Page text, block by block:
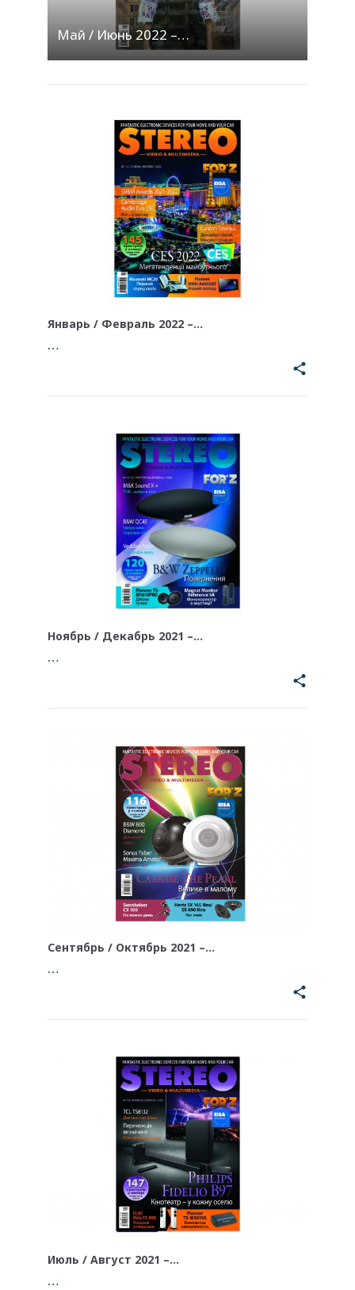
Май / Июнь 2022 –…
Январь / Февраль 2022 –…
…
share
Ноябрь / Декабрь 2021 –…
…
share
Сентябрь / Октябрь 2021 –…
…
share
Июль / Август 2021 –…
…